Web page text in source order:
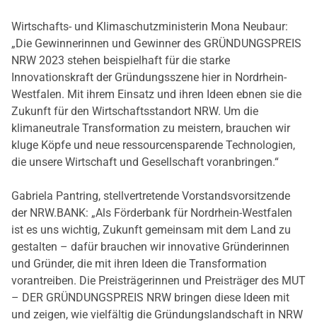
Wirtschafts- und Klimaschutzministerin Mona Neubaur:
„Die Gewinnerinnen und Gewinner des GRÜNDUNGSPREIS
NRW 2023 stehen beispielhaft für die starke
Innovationskraft der Gründungsszene hier in Nordrhein-
Westfalen. Mit ihrem Einsatz und ihren Ideen ebnen sie die
Zukunft für den Wirtschaftsstandort NRW. Um die
klimaneutrale Transformation zu meistern, brauchen wir
kluge Köpfe und neue ressourcensparende Technologien,
die unsere Wirtschaft und Gesellschaft voranbringen.“
Gabriela Pantring, stellvertretende Vorstandsvorsitzende
der NRW.BANK: „Als Förderbank für Nordrhein-Westfalen
ist es uns wichtig, Zukunft gemeinsam mit dem Land zu
gestalten – dafür brauchen wir innovative Gründerinnen
und Gründer, die mit ihren Ideen die Transformation
vorantreiben. Die Preisträgerinnen und Preisträger des MUT
– DER GRÜNDUNGSPREIS NRW bringen diese Ideen mit
und zeigen, wie vielfältig die Gründungslandschaft in NRW